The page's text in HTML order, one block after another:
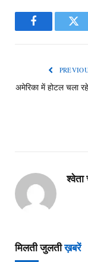
Facebook
अमेरिका में होटल चला
श्वेता
मिलती जुलतीख़बरें